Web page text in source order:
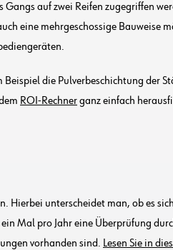
auf zwei Reifen zugegriffen
eine mehrgeschossige Bauweise
die Pulverbeschichtung der
ROI-Rechnerganz einfach
unterscheidet man, ob es
Mal pro Jahr eine Überprüfung
vorhanden sind. Lesen Sie in